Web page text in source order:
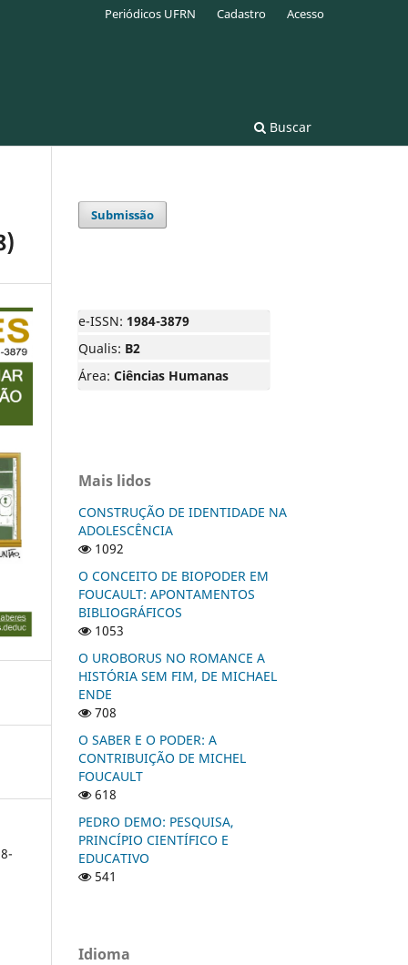
Buscar
Periódicos UFRN Cadastro Acesso
Submissão
e-ISSN: 1984-3879
Qualis: B2
Área: Ciências Humanas
Mais lidos
CONSTRUÇÃO DE IDENTIDADE NA
ADOLESCÊNCIA
1092
O CONCEITO DE BIOPODER EM
FOUCAULT: APONTAMENTOS
BIBLIOGRÁFICOS
1053
O UROBORUS NO ROMANCE A
HISTÓRIA SEM FIM, DE MICHAEL
ENDE
708
O SABER E O PODER: A
CONTRIBUIÇÃO DE MICHEL
FOUCAULT
618
PEDRO DEMO: PESQUISA,
PRINCÍPIO CIENTÍFICO E
EDUCATIVO
541
Idioma